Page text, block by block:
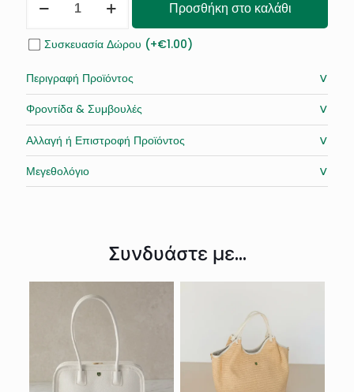
Δερμάτινα
Πέδιλα
με
Πλατφόρμα
ποσότητα
Προσθήκη στο καλάθι
Συσκευασία Δώρου (+€1.00)
Περιγραφή Προϊόντος ˅
Φροντίδα & Συμβουλές ˅
Αλλαγή ή Επιστροφή Προϊόντος ˅
Μεγεθολόγιο ˅
Συνδυάστε με...